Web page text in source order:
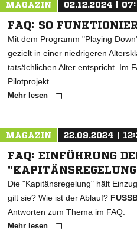
MAGAZIN 02.12.2024 |
FAQ: SO
Mit dem Programm "Playing
gezielt in einer niedrigeren
tatsächlichen Alter entspricht. Im
Pilotprojekt.
Mehr lesen
MAGAZIN 22.09.2024 |
FAQ: EINFÜHRUNG
Die "Kapitänsregelung" hält
gilt sie? Wie ist der Ablauf?
Antworten zum Thema im FAQ.
Mehr lesen